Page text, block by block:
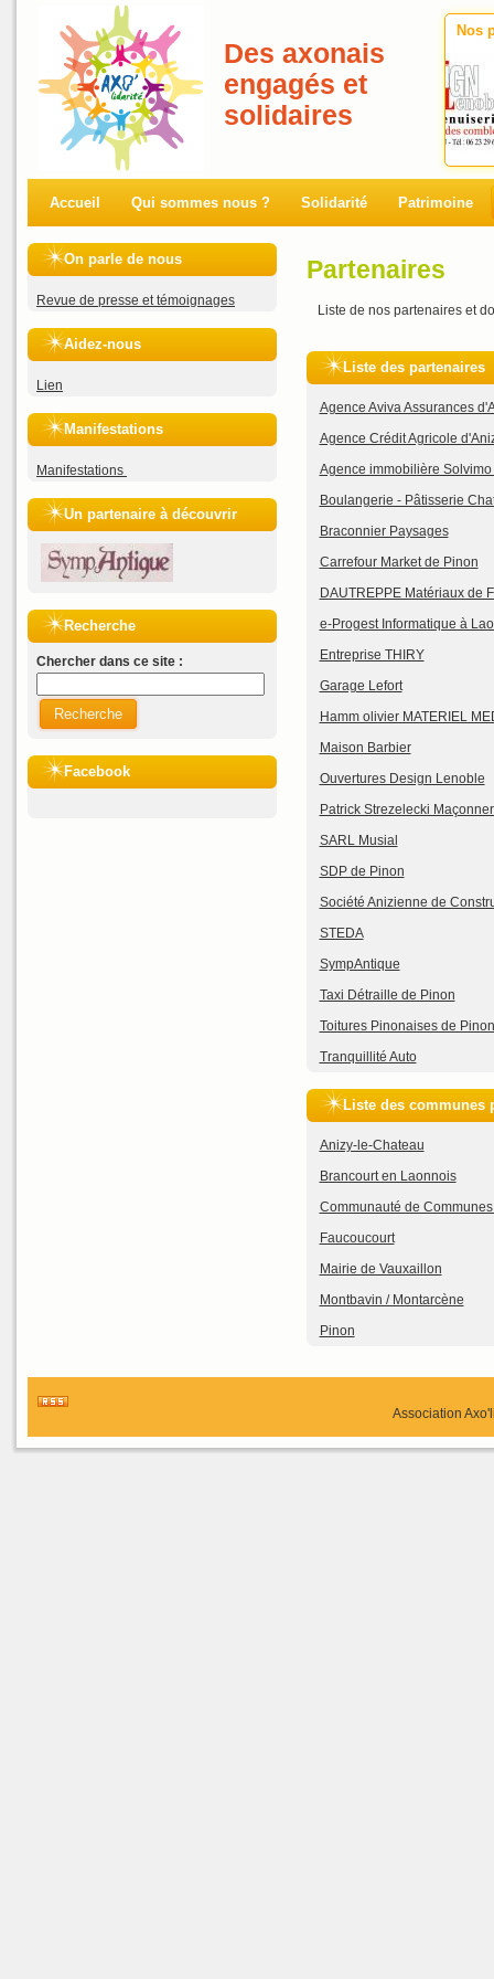
Des axonais
engagés et
solidaires
Accueil Qui sommes nous ? Solidarité Patrimoine
Nos
On parle de nous
Revue de presse et témoignages
Aidez-nous
Lien
Manifestations
Manifestations
Un partenaire à découvrir
Recherche
Chercher dans ce site :
Recherche
Facebook
Partenaires
Liste de nos partenaires et
Liste des partenaires
Agence Aviva Assurances
Agence Crédit Agricole
Agence immobilière
Boulangerie - Pâtisserie
Braconnier Paysages
Carrefour Market de Pinon
DAUTREPPE Matériaux de
e-Progest Informatique à
Entreprise THIRY
Garage Lefort
Hamm olivier MATERIEL
Maison Barbier
Ouvertures Design Lenoble
Patrick Strezelecki
SARL Musial
SDP de Pinon
Société Anizienne de
STEDA
SympAntique
Taxi Détraille de Pinon
Toitures Pinonaises de Pinon
Tranquillité Auto
Liste des communes
Anizy-le-Chateau
Brancourt en Laonnois
Communauté de
Faucoucourt
Mairie de Vauxaillon
Montbavin / Montarcène
Pinon
Association